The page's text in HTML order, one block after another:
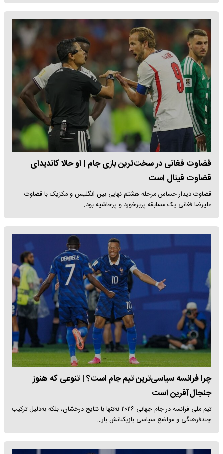
قضاوت فغانی در سخت‌ترین بازی جام | او حالا کاندیدای
قضاوت فینال است
قضاوت دیدار حساس مرحله هشتم نهایی بین انگلیس و مکزیک با قضاوت
علیرضا فغانی یک مسابقه پربرخورد و پرحاشیه بود.
چرا فرانسه سیاسی‌ترین تیم جام است؟ | تنوعی که هنوز
جنجال‌آفرین است
تیم ملی فرانسه در جام جهانی ۲۰۲۶ نه‌تنها با نتایج درخشان، بلکه به‌دلیل ترکیب
چندفرهنگی و مواضع سیاسی بازیکنانش بار…